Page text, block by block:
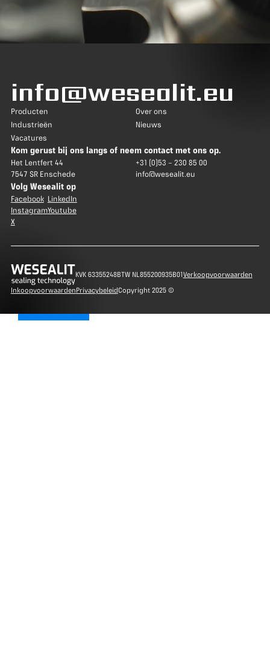
info@wesealit.eu
Producten
Over ons
Industrieën
Nieuws
Vacatures
Kom gerust bij ons langs of neem contact met ons op.
Het Lentfert 44
7547 SR Enschede
+31 (0)53 – 230 85 00
info@wesealit.eu
Volg Wesealit op
Facebook
Instagram
X
LinkedIn
Youtube
KVK 63355248BTW NL855200935B01Verkoopvoorwaarden
InkoopvoorwaardenPrivacybeleidCopyright 2025 ©